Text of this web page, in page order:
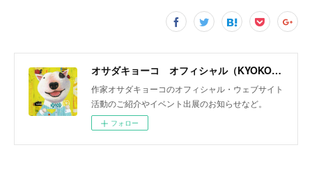
オサダキョーコ オフィシャル（KYOKO OSADA official）
作家オサダキョーコのオフィシャル・ウェブサイト
活動のご紹介やイベント出展のお知らせなど。
フォロー